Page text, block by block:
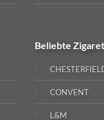
Beliebte
CONVENT
L&M